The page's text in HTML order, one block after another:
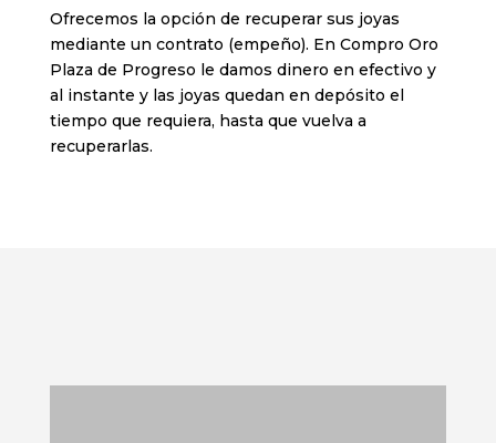
Ofrecemos la opción de recuperar sus joyas
mediante un contrato (empeño). En Compro Oro
Plaza de Progreso le damos dinero en efectivo y
al instante y las joyas quedan en depósito el
tiempo que requiera, hasta que vuelva a
recuperarlas.